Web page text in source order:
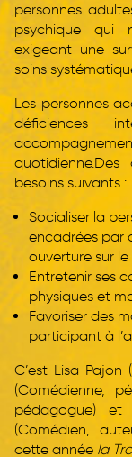
personnes
psychique qui
exigeant une
soins
Les personnes
déficiences
besoins suivants :
Socialiser la
encadrées par
ouverture sur
Entretenir ses
physiques et
Favoriser des
participant à
C’est Lisa Pajon
(Comédienne,
pédagogue) et
(Comédien,
cette année la